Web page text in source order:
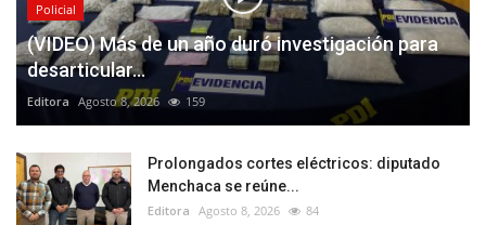
Policial
(VIDEO) Más de un año duró investigación para
desarticular...
Editora Agosto 8, 2026 159
Prolongados cortes eléctricos: diputado
Menchaca se reúne...
Editora Agosto 8, 2026 84